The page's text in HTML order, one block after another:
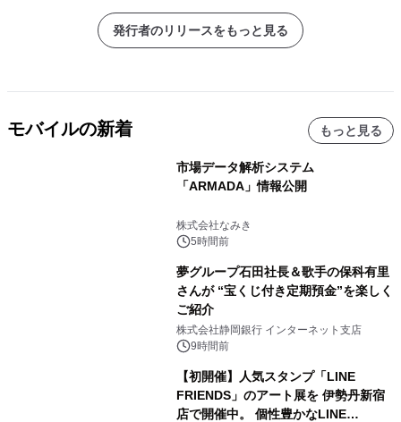
発行者のリリースをもっと見る
モバイルの新着 もっと見る
市場データ解析システム
「ARMADA」情報公開
株式会社なみき
5時間前
夢グループ石田社長＆歌手の保科有里
さんが “宝くじ付き定期預金”を楽しく
ご紹介
株式会社静岡銀行 インターネット支店
9時間前
【初開催】人気スタンプ「LINE
FRIENDS」のアート展を 伊勢丹新宿
店で開催中。 個性豊かなLINE